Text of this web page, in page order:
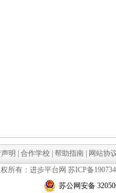
明 合作学校 帮助指南 网站协
权所有：进步平台网 苏ICP备
苏公网安备